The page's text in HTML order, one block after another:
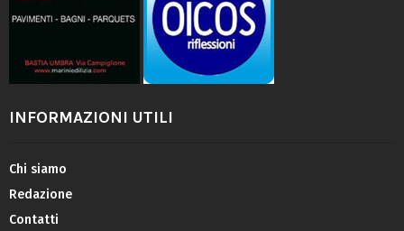
INFORMAZIONI UTILI
Chi siamo
Redazione
Contatti